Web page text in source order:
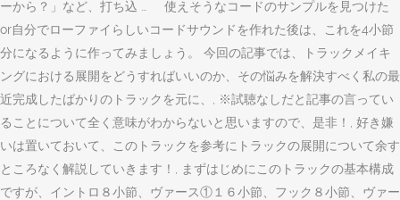
ーから？」など、打ち込 … 使えそうなコードのサンプルを見つけた
or自分でローファイらしいコードサウンドを作れた後は、これを4小節
分になるように作ってみましょう。 今回の記事では、トラックメイキ
ングにおける展開をどうすればいいのか、その悩みを解決すべく私の最
近完成したばかりのトラックを元に、, ※試聴なしだと記事の言ってい
ることについて全く意味がわからないと思いますので、是非！, 好き嫌
いは置いておいて、このトラックを参考にトラックの展開について余す
ところなく解説していきます！, まずはじめにこのトラックの基本構成
ですが、イントロ８小節、ヴァース①１６小節、フック８小節、ヴァー